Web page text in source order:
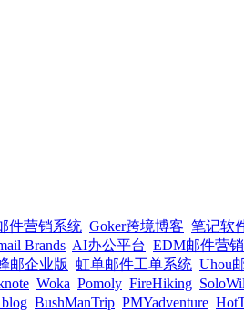
件营销系统 Goker跨境博客 笔记软
Brands AI办公平台 EDM邮件营
邮企业版 虹单邮件工单系统 Uhou
Woka Pomoly FireHiking
BushManTrip PMYadventure